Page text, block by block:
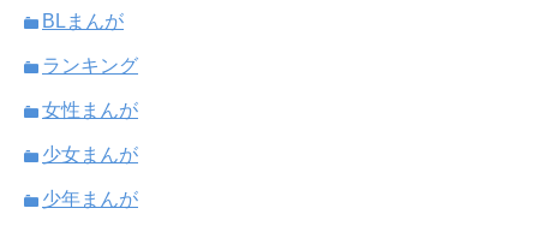
BLまんが
ランキング
女性まんが
少女まんが
少年まんが